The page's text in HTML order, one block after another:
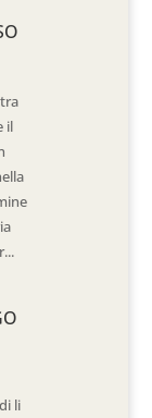
il
li